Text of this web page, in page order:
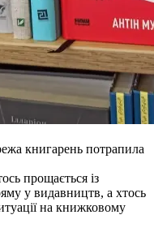
книгарень потрапила
прощається із
у видавництв, а хтось
на книжковому